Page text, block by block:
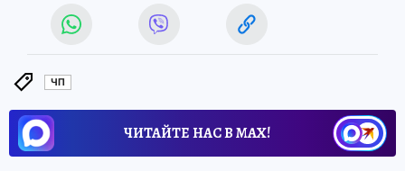
ЧП
ЧИТАЙТЕ НАС В МАХ!